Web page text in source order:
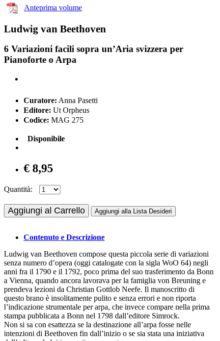
Anteprima volume
Ludwig van Beethoven
6 Variazioni facili sopra un’Aria svizzera per
Pianoforte o Arpa
Curatore: Anna Pasetti
Editore: Ut Orpheus
Codice: MAG 275
Disponibile
€ 8,95
Quantità:
Aggiungi al Carrello Aggiungi alla Lista Desideri
Contenuto e Descrizione
Ludwig van Beethoven compose questa piccola serie di variazioni
senza numero d’opera (oggi catalogate con la sigla WoO 64) negli
anni fra il 1790 e il 1792, poco prima del suo trasferimento da Bonn
a Vienna, quando ancora lavorava per la famiglia von Breuning e
prendeva lezioni da Christian Gottlob Neefe. Il manoscritto di
questo brano è insolitamente pulito e senza errori e non riporta
l’indicazione strumentale per arpa, che invece compare nella prima
stampa pubblicata a Bonn nel 1798 dall’editore Simrock.
Non si sa con esattezza se la destinazione all’arpa fosse nelle
intenzioni di Beethoven fin dall’inizio o se sia stata una iniziativa